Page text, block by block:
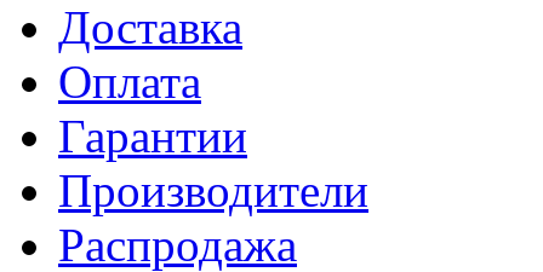
Доставка
Оплата
Гарантии
Производители
Распродажа